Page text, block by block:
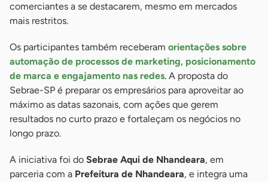
comerciantes a se destacarem, mesmo em mercados
mais restritos.
Os participantes também receberam orientações sobre
automação de processos de marketing, posicionamento
de marca e engajamento nas redes. A proposta do
Sebrae-SP é preparar os empresários para aproveitar ao
máximo as datas sazonais, com ações que gerem
resultados no curto prazo e fortaleçam os negócios no
longo prazo.
A iniciativa foi do Sebrae Aqui de Nhandeara, em
parceria com a Prefeitura de Nhandeara, e integra uma